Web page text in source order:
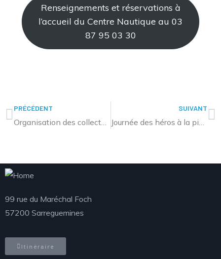
Renseignements et réservations à
l’accueil du Centre Nautique au 03
87 95 03 30
PRÉCÉDENT
Organisation des collectes pour le week-end de Pâques
SUIVANT
Journée des héros à la piscine de Sarralbe
99 rue du Maréchal Foch
57200 Sarreguemines
Itinéraire